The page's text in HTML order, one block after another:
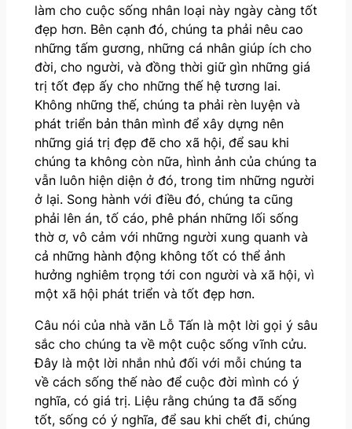
làm cho cuộc sống nhân loại này ngày càng tốt
đẹp hơn. Bên cạnh đó, chúng ta phải nêu cao
những tấm gương, những cá nhân giúp ích cho
đời, cho người, và đồng thời giữ gìn những giá
trị tốt đẹp ấy cho những thế hệ tương lai.
Không những thế, chúng ta phải rèn luyện và
phát triển bản thân mình để xây dựng nên
những giá trị đẹp đẽ cho xã hội, để sau khi
chúng ta không còn nữa, hình ảnh của chúng ta
vẫn luôn hiện diện ở đó, trong tim những người
ở lại. Song hành với điều đó, chúng ta cũng
phải lên án, tố cáo, phê phán những lối sống
thờ ơ, vô cảm với những người xung quanh và
cả những hành động không tốt có thể ảnh
hưởng nghiêm trọng tới con người và xã hội, vì
một xã hội phát triển và tốt đẹp hơn.
Câu nói của nhà văn Lỗ Tấn là một lời gọi ý sâu
sắc cho chúng ta về một cuộc sống vĩnh cửu.
Đây là một lời nhắn nhủ đối với mỗi chúng ta
về cách sống thế nào để cuộc đời mình có ý
nghĩa, có giá trị. Liệu rằng chúng ta đã sống
tốt, sống có ý nghĩa, để sau khi chết đi, chúng